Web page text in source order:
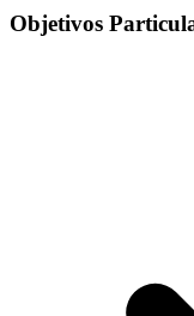
Objetivos